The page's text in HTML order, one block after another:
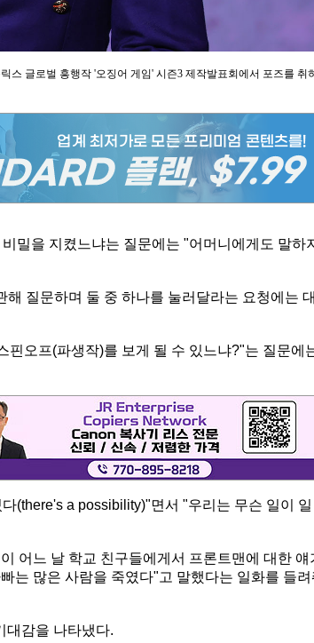
스 글로벌 흥행작 '오징어 게임' 시즌3 제작발표회에서 포즈를 취
밀을 지켰느냐는 질문에는 "어머니에게도 말하
질문하며 둘 중 하나를 눌러달라는 요청에는
오프(파생작)를 보게 될 수 있느냐?"는 질문에
(there's a possibility)"면서 "우리는 무슨 일이 일
어느 날 학교 친구들에게서 프론트맨에 대한 얘
는 많은 사람을 죽였다"고 말했다는 일화를 들려
대감을 나타냈다.